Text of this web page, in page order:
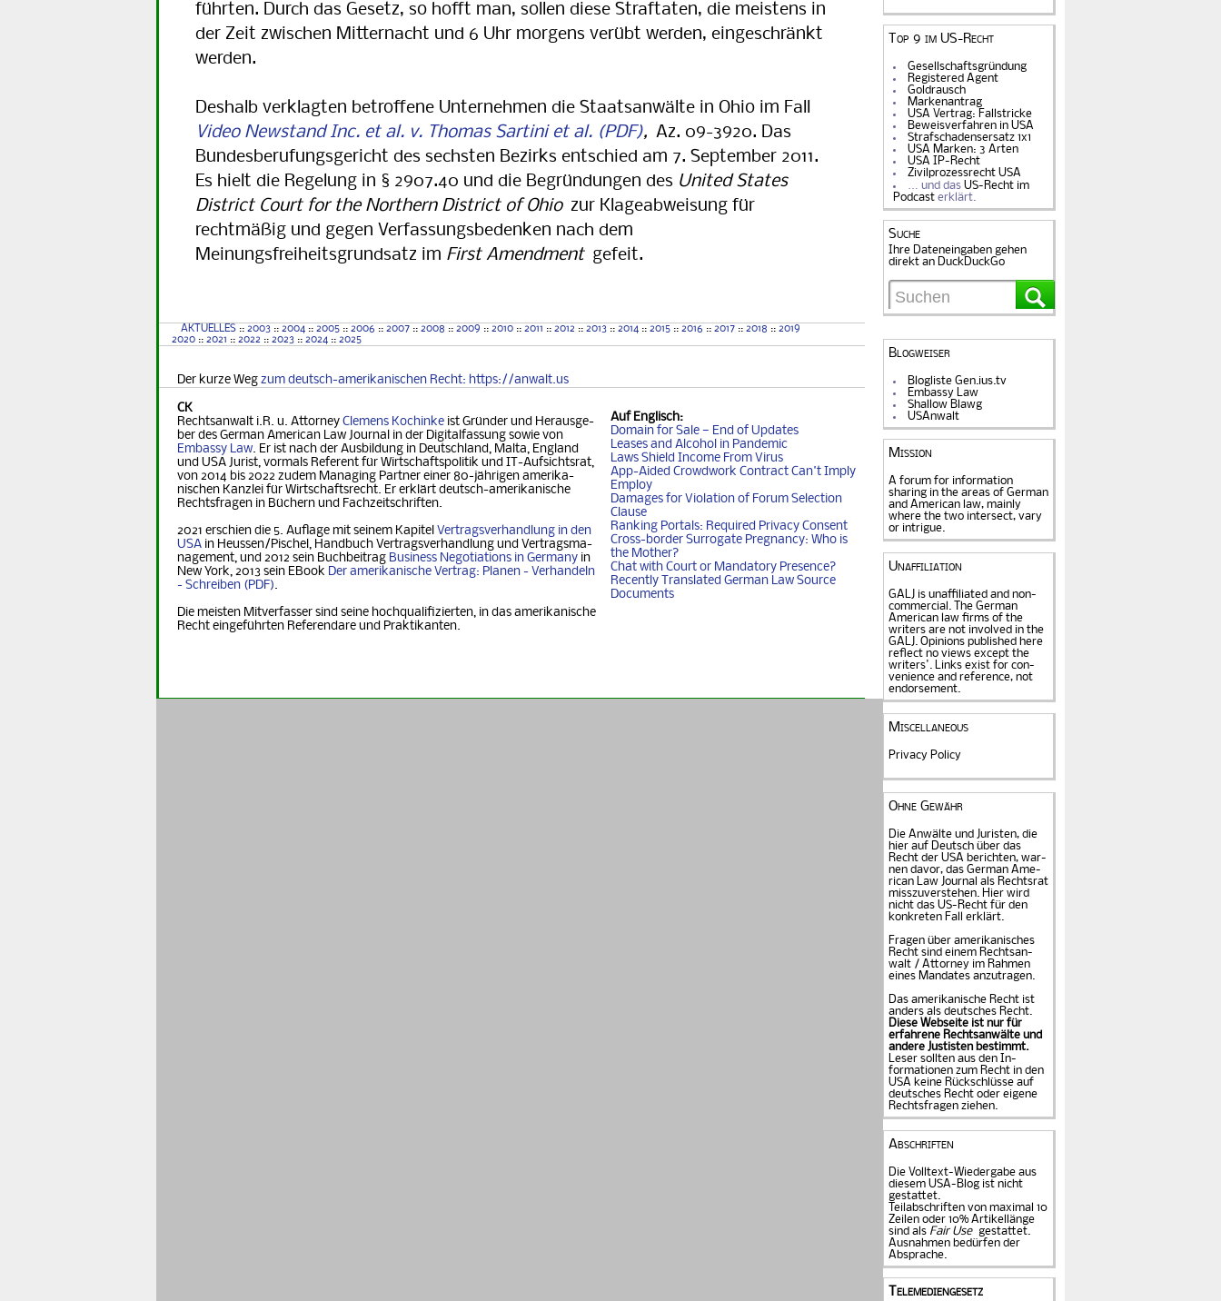
führten. Durch das Gesetz, so hofft man, sollen diese Straftaten, die meistens in
der Zeit zwischen Mitternacht und 6 Uhr morgens verübt werden, eingeschränkt
werden.
Deshalb verklagten betroffene Unternehmen die Staatsanwälte in Ohio im Fall
Video Newstand Inc. et al. v. Thomas Sartini et al.
, Az. 09-3920. Das
Bundesberufungsgericht des sechsten Bezirks entschied am 7. September 2011.
Es hielt die Regelung in § 2907.40 und die Begründungen des United States
District Court for the Northern District of Ohio zur Klageabweisung für
rechtmäßig und gegen Verfassungsbedenken nach dem
Meinungsfreiheitsgrundsatz im First Amendment gefeit.
AKTUELLES :: 2003 :: 2004 :: 2005 :: 2006 :: 2007 :: 2008 :: 2009 :: 2010 :: 2011 :: 2012 :: 2013 :: 2014 :: 2015 :: 2016 :: 2017 :: 2018 :: 2019
2020 :: 2021 :: 2022 :: 2023 :: 2024 :: 2025
Der kurze Weg zum deutsch-amerikanischen Recht: https://anwalt.us
Auf Englisch:
Domain for Sale — End of Updates
Leases and Alcohol in Pandemic
Laws Shield Income From Virus
App-Aided Crowdwork Contract Can't Imply
Employ
Damages for Violation of Forum Selection
Clause
Ranking Portals: Required Privacy Consent
Cross-border Surrogate Pregnancy: Who is
the Mother?
Chat with Court or Mandatory Presence?
Recently Translated German Law Source
Documents
CK
Rechtsanwalt i.R. u. Attorney Clemens Kochinke ist Gründer und Her­aus­ge­
ber des German Ame­ri­can Law Journal in der Digitalfassung so­wie von
Embassy Law. Er ist nach der Ausbildung in Deutschland, Mal­ta, Eng­land
und USA Jurist, vormals Referent für Wirt­schafts­politik und IT-Auf­sichtsrat,
von 2014 bis 2022 zudem Managing Part­ner einer 80-jäh­ri­gen ame­ri­ka­
nischen Kanzlei für Wirtschaftsrecht. Er erklärt deutsch-ame­ri­ka­ni­sche
Rechts­fra­gen in Büchern und Fachzeitschriften.
2021 erschien die 5. Auflage mit seinem Kapitel Vertragsverhandlung in den
USA in Heus­sen/Pischel, Handbuch Vertragsverhandlung und Ver­trags­ma­
na­ge­ment, und 2012 sein Buchbeitrag Business Nego­ti­ati­ons in Ger­ma­ny in
New York, 2013 sein EBook Der ame­ri­ka­ni­sche Vertrag: Planen - Ver­han­deln
- Schreiben
.
Die meisten Mitverfasser sind seine hochqualifizierten, in das amerikanische
Recht eingeführten Referendare und Praktikanten.
Top 9 im US-Recht
Gesellschaftsgründung
Registered Agent
Goldrausch
Markenantrag
USA Vertrag: Fallstricke
Beweisverfahren in USA
Strafschadensersatz 1x1
USA Marken: 3 Arten
USA IP-Recht
Zivilprozessrecht USA
… und dasUS-Recht im
Podcast erklärt.
Suche
Ihre Dateneingaben gehen
direkt an DuckDuckGo
Blogweiser
Blogliste Gen.ius.tv
Embassy Law
Shallow Blawg
USAnwalt
Mission
A forum for information
sharing in the areas of German
and American law, mainly
where the two intersect, vary
or intrigue.
Unaffiliation
GALJ is unaffiliated and non-
commercial. The Ger­man
American law firms of the
writers are not in­volved in the
GALJ. Opi­nions published here
reflect no views except the
writers'. Links exist for con­
venience and refe­rence, not
endorse­ment.
Miscellaneous
Privacy Policy
Ohne Gewähr
Die Anwälte und Juristen, die
hier auf Deutsch über das
Recht der USA be­rich­ten, war­
nen davor, das German Ame­
rican Law Journal als Rechts­rat
miss­zu­verstehen. Hier wird
nicht das US-Recht für den
konkreten Fall er­klärt.
Fragen über amerika­ni­sches
Recht sind einem Rechts­an­
walt / Attorney im Rahmen
eines Mandates an­zu­tragen.
Das amerikanische Recht ist
anders als deutsches Recht.
Diese Webseite ist nur für
erfahrene Rechtsanwälte und
andere Justisten be­stimmt.
Leser sollten aus den In­
formationen zum Recht in den
USA keine Rückschlüsse auf
deutsches Recht oder eigene
Rechtsfragen ziehen.
Abschriften
Die Volltext-Wiedergabe aus
diesem USA-Blog ist nicht
gestattet.
Teilabschriften von maximal 10
Zeilen oder 10% Artikellänge
sind als Fair Use
gestattet.
Ausnahmen bedürfen der
Absprache.
Telemediengesetz